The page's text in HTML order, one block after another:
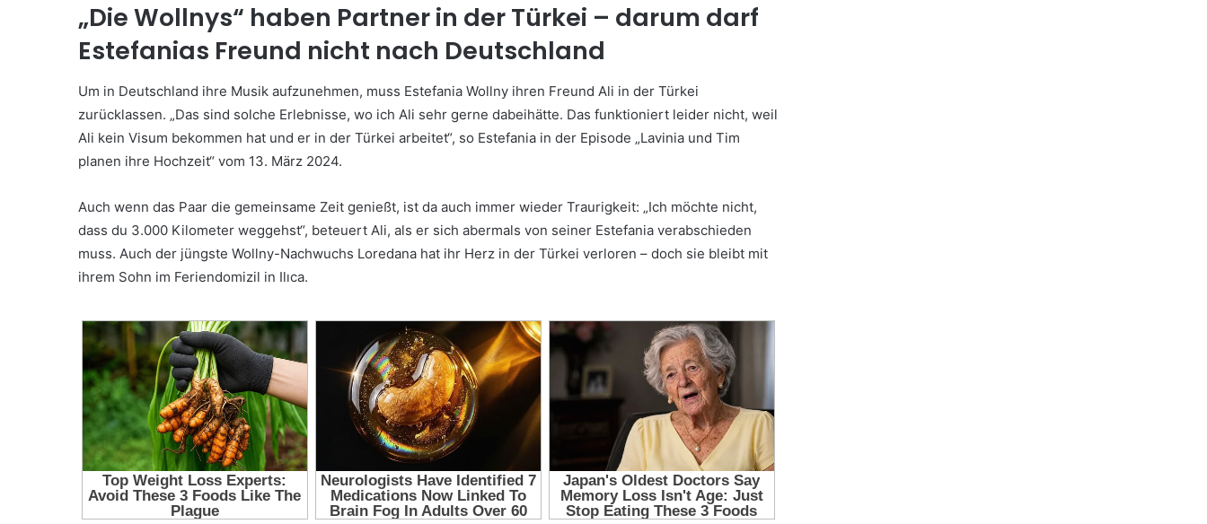
„Die Wollnys“ haben Partner in der Türkei – darum darf
Estefanias Freund nicht nach Deutschland
Um in Deutschland ihre Musik aufzunehmen, muss Estefania Wollny ihren Freund Ali in der Türkei
zurücklassen. „Das sind solche Erlebnisse, wo ich Ali sehr gerne dabeihätte. Das funktioniert leider nicht, weil
Ali kein Visum bekommen hat und er in der Türkei arbeitet“, so Estefania in der Episode „Lavinia und Tim
planen ihre Hochzeit“ vom 13. März 2024.
Auch wenn das Paar die gemeinsame Zeit genießt, ist da auch immer wieder Traurigkeit: „Ich möchte nicht,
dass du 3.000 Kilometer weggehst“, beteuert Ali, als er sich abermals von seiner Estefania verabschieden
muss. Auch der jüngste Wollny-Nachwuchs Loredana hat ihr Herz in der Türkei verloren – doch sie bleibt mit
ihrem Sohn im Feriendomizil in Ilıca.